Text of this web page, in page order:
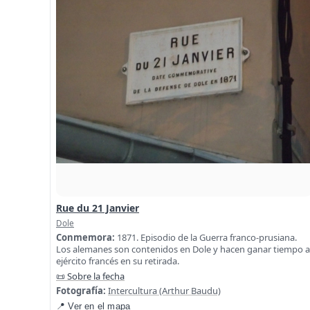
Rue du 21 Janvier
Dole
Conmemora: 1871. Episodio de la Guerra franco-prusiana.
Los alemanes son contenidos en Dole y hacen ganar tiempo
ejército francés en su retirada.
📜 Sobre la fecha
Fotografía: Intercultura (Arthur Baudu)
📍 Ver en el mapa